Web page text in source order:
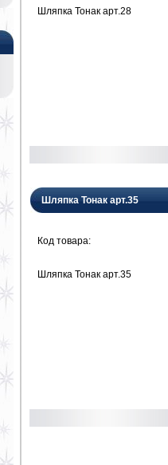
Шляпка Тонак арт.28
Шляпка Тонак арт.35
Код товара:
Шляпка Тонак арт.35